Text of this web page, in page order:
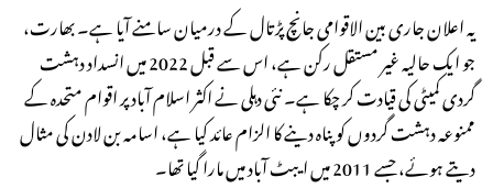
یہ اعلان جاری بین الاقوامی جانچ پڑتال کے درمیان سامنے آیا ہے۔ بھارت،
جو ایک حالیہ غیر مستقل رکن ہے، اس سے قبل 2022 میں انسداد دہشت
گردی کمیٹی کی قیادت کر چکا ہے۔ نئی دہلی نے اکثر اسلام آباد پر اقوام متحدہ کے
ممنوعہ دہشت گردوں کو پناہ دینے کا الزام عائد کیا ہے، اسامہ بن لادن کی مثال
دیتے ہوئے، جسے 2011 میں ایبٹ آباد میں مارا گیا تھا۔